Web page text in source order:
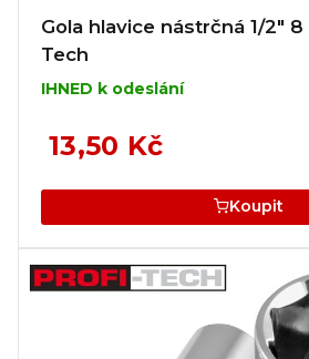
Gola hlavice nástrčná 1/2"
Tech
IHNED k odeslání
13,50 Kč
Koupit